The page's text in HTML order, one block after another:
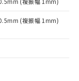
(複振幅 1mm)
の社内デー
であり、閲
ることをご
価格はお客
担当のオ
以下、 カド
チルヘキシ
フタル酸ブチ
酸ジブチル
ブチル
：
臭化ビフェ
ェニルエーテ
フタル酸ジ
チルベンジ
）を輸出
務取引許
場合は、完
出されな